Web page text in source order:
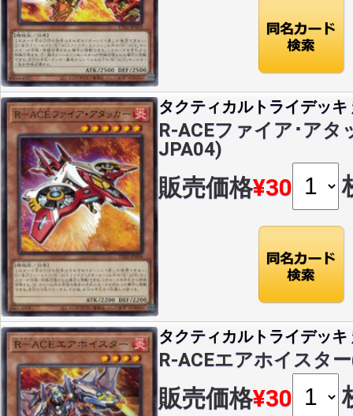
タクティカルトライデッキ
R-ACEファイア･ア
JPA04)
販売価格¥30
タクティカルトライデッキ
R-ACEエアホイスタ
販売価格¥30